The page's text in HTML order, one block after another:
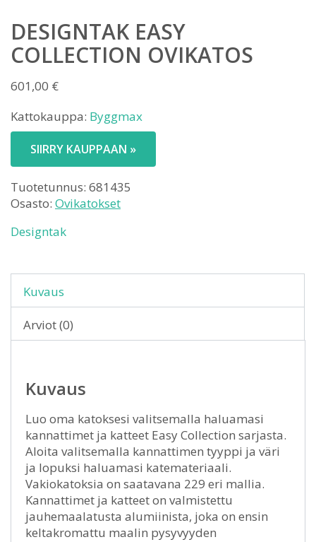
DESIGNTAK EASY
COLLECTION OVIKATOS
601,00 €
Kattokauppa: Byggmax
SIIRRY KAUPPAAN »
Tuotetunnus: 681435
Osasto: Ovikatokset
Designtak
Kuvaus
Arviot (0)
Kuvaus
Luo oma katoksesi valitsemalla haluamasi
kannattimet ja katteet Easy Collection sarjasta.
Aloita valitsemalla kannattimen tyyppi ja väri
ja lopuksi haluamasi katemateriaali.
Vakiokatoksia on saatavana 229 eri mallia.
Kannattimet ja katteet on valmistettu
jauhemaalatusta alumiinista, joka on ensin
keltakromattu maalin pysyvyyden